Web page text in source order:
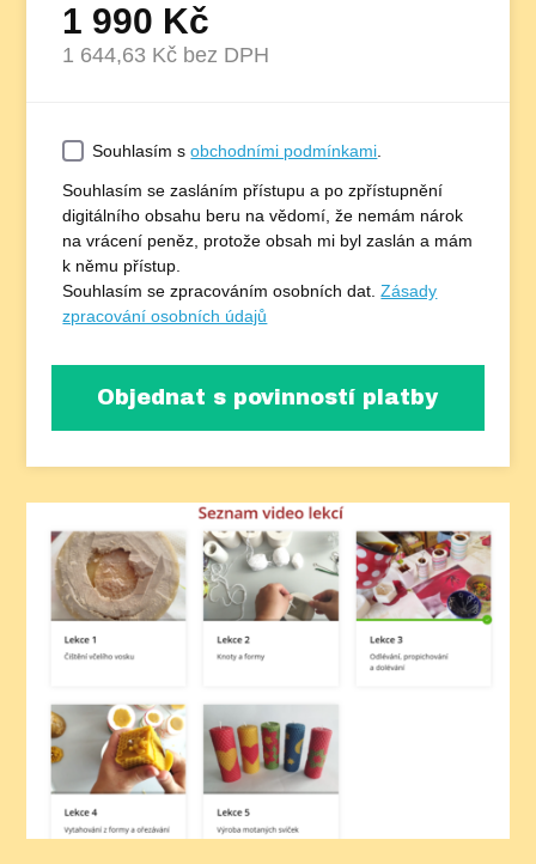
1 990 Kč
1 644,63 Kč bez DPH
Souhlasím sobchodními podmínkami
Souhlasím se zasláním přístupu a po zpřístupnění
digitálního obsahu beru na vědomí, že nemám nárok
na vrácení peněz, protože obsah mi byl zaslán a mám
k němu přístup.
Souhlasím se zpracováním osobních dat.Zásady
zpracování osobních údajů
Objednat s povinností platby